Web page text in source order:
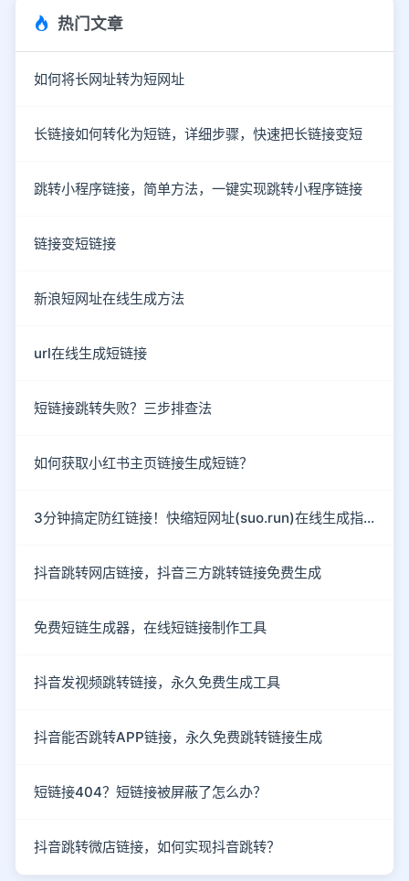
热门文章
如何将长网址转为短网址
长链接如何转化为短链，详细步骤，快速把长链接变短
跳转小程序链接，简单方法，一键实现跳转小程序链接
链接变短链接
新浪短网址在线生成方法
url在线生成短链接
短链接跳转失败？三步排查法
如何获取小红书主页链接生成短链？
3分钟搞定防红链接！快缩短网址(suo.run)在线生成指南
抖音跳转网店链接，抖音三方跳转链接免费生成
免费短链生成器，在线短链接制作工具
抖音发视频跳转链接，永久免费生成工具
抖音能否跳转APP链接，永久免费跳转链接生成
短链接404？短链接被屏蔽了怎么办？
抖音跳转微店链接，如何实现抖音跳转？